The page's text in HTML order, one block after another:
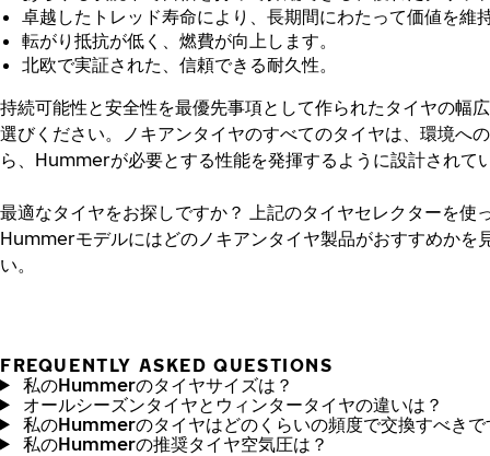
卓越したトレッド寿命により、長期間にわたって価値を維
転がり抵抗が低く、燃費が向上します。
北欧で実証された、信頼できる耐久性。
持続可能性と安全性を最優先事項として作られたタイヤの幅
選びください。ノキアンタイヤのすべてのタイヤは、環境へ
ら、Hummerが必要とする性能を発揮するように設計されて
最適なタイヤをお探しですか？
上記のタイヤセレクターを使
Hummerモデルにはどのノキアンタイヤ製品がおすすめかを
い。
FREQUENTLY ASKED QUESTIONS
私のHummerのタイヤサイズは？
オールシーズンタイヤとウィンタータイヤの違いは？
私のHummerのタイヤはどのくらいの頻度で交換すべきで
私のHummerの推奨タイヤ空気圧は？